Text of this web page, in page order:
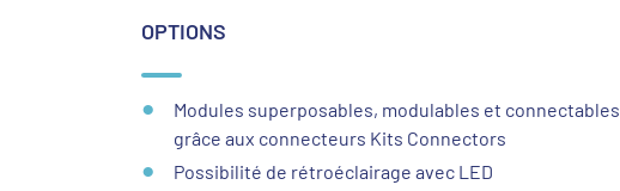
OPTIONS
Modules superposables, modulables et connectables
grâce aux connecteurs Kits Connectors
Possibilité de rétroéclairage avec LED